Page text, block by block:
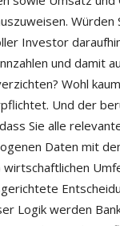
Würden
Investor
und damit
Wohl
Und der
Sie alle
Daten mit
Logik werden